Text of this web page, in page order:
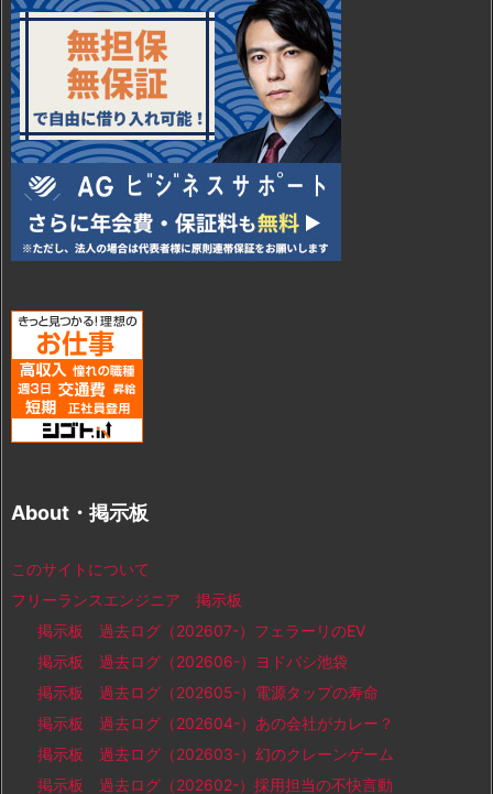
About・掲示板
このサイトについて
フリーランスエンジニア 掲示板
掲示板 過去ログ（202607-）フェラーリのEV
掲示板 過去ログ（202606-）ヨドバシ池袋
掲示板 過去ログ（202605-）電源タップの寿命
掲示板 過去ログ（202604-）あの会社がカレー？
掲示板 過去ログ（202603-）幻のクレーンゲーム
掲示板 過去ログ（202602-）採用担当の不快言動